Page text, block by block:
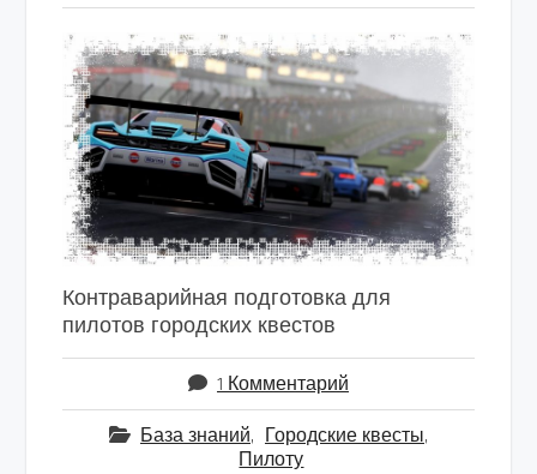
Контраварийная подготовка для
пилотов городских квестов
1 Комментарий
База знаний, Городские квесты,
Пилоту